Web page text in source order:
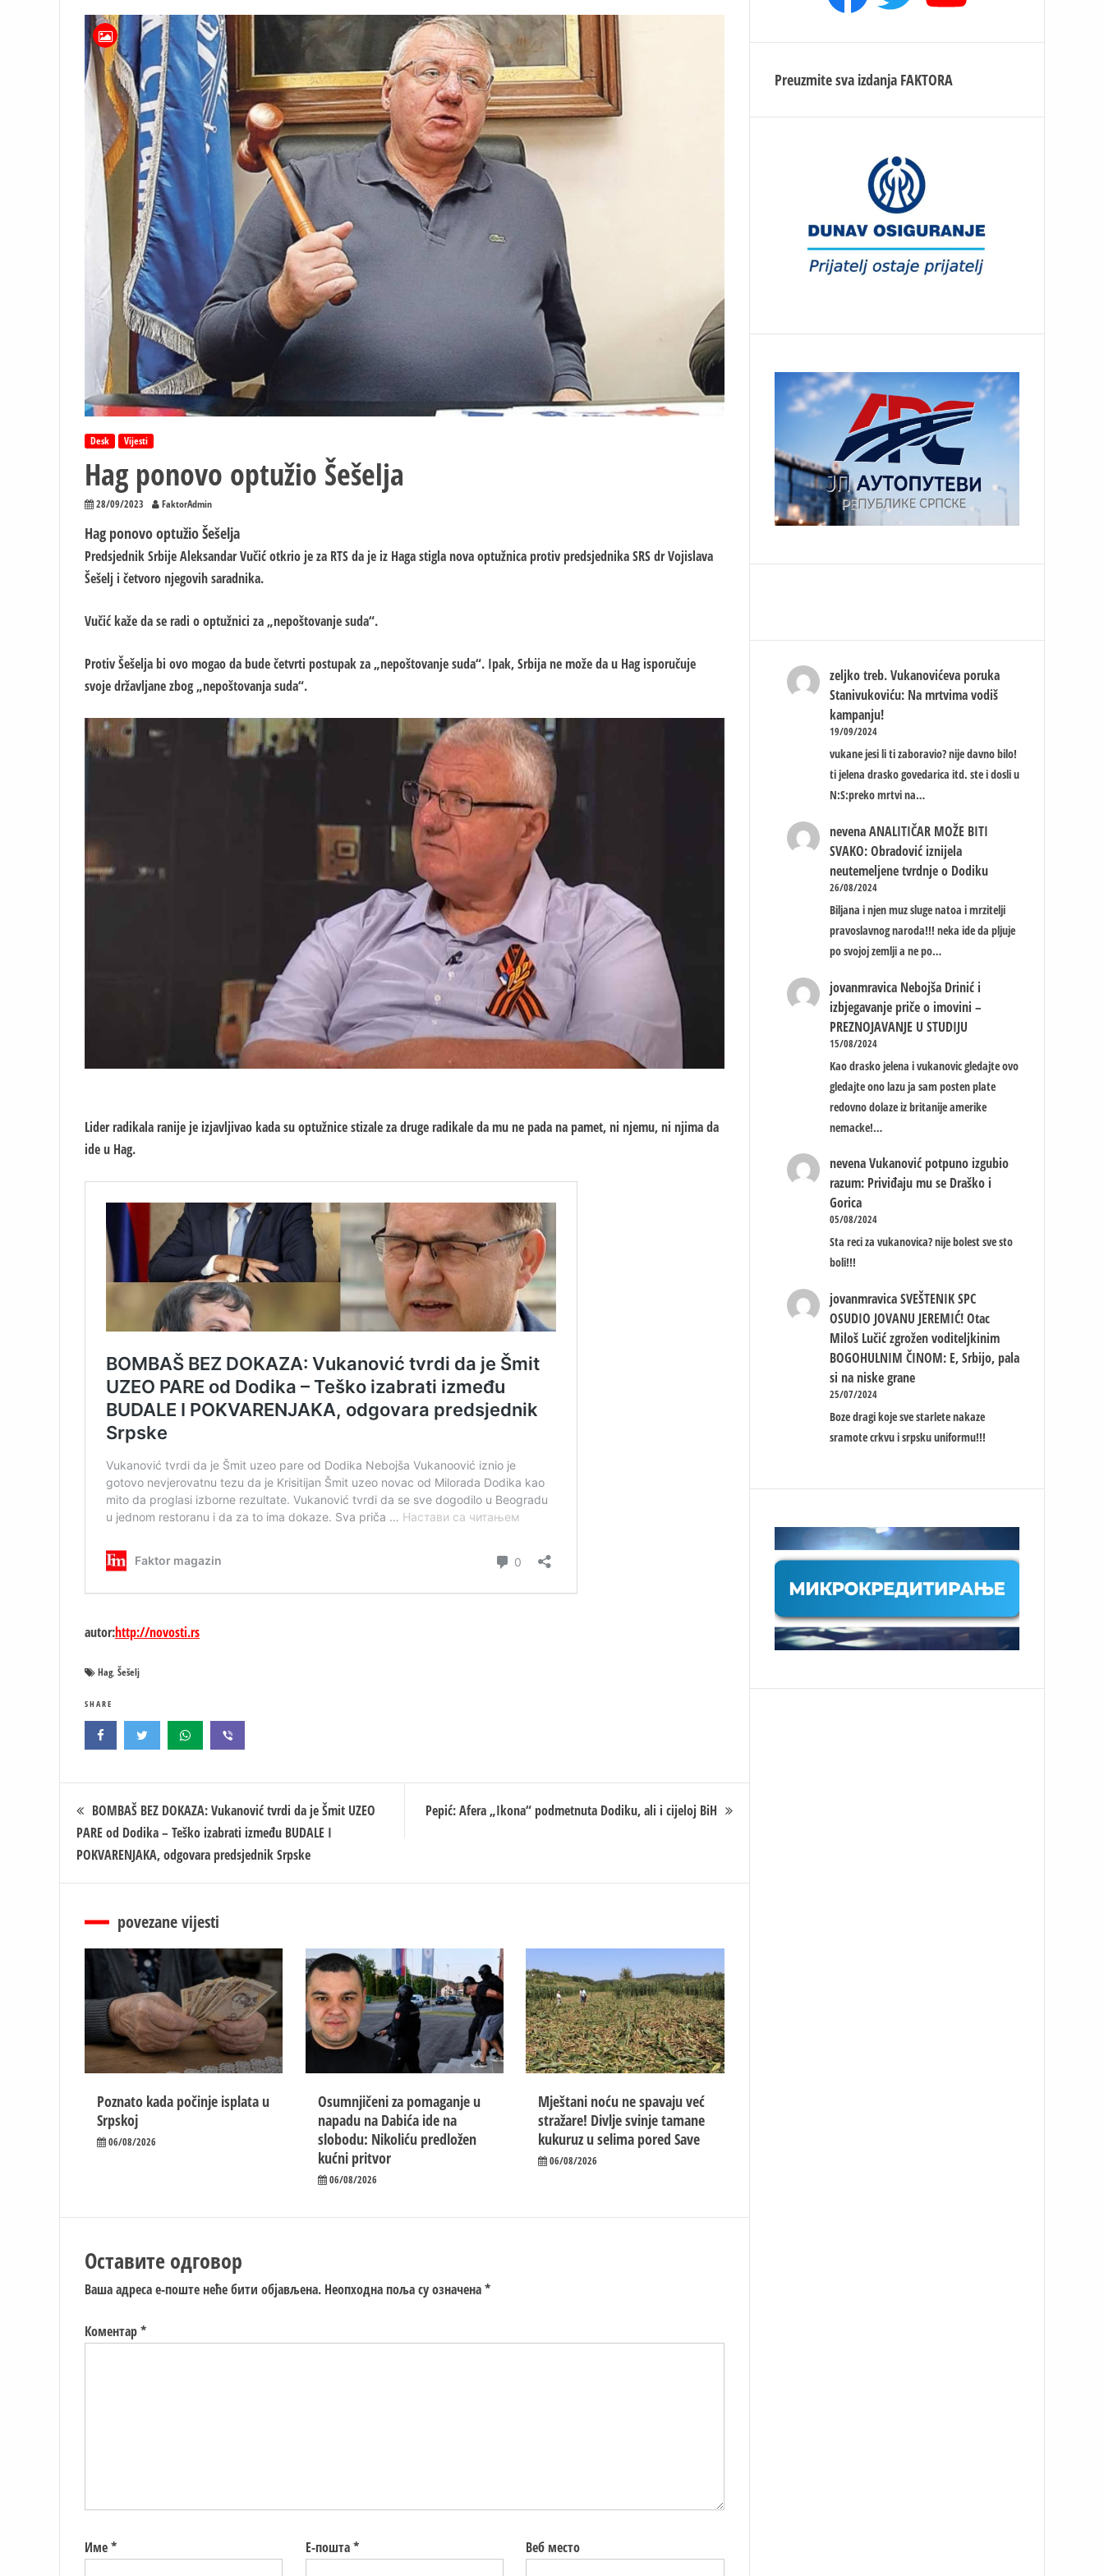
Desk Vijesti
Hag ponovo optužio Šešelja
28/09/2023 FaktorAdmin
Hag ponovo optužio Šešelja
Predsjednik Srbije Aleksandar Vučić otkrio je za RTS da je iz Haga stigla nova optužnica protiv predsjednika SRS dr Vojislava
Šešelj i četvoro njegovih saradnika.
Vučić kaže da se radi o optužnici za „nepoštovanje suda“.
Protiv Šešelja bi ovo mogao da bude četvrti postupak za „nepoštovanje suda“. Ipak, Srbija ne može da u Hag isporučuje
svoje državljane zbog „nepoštovanja suda“.
Lider radikala ranije je izjavljivao kada su optužnice stizale za druge radikale da mu ne pada na pamet, ni njemu, ni njima da
ide u Hag.
autor:http://novosti.rs
Hag, Šešelj
SHARE
Кретање
чланка
BOMBAŠ BEZ DOKAZA: Vukanović tvrdi da je Šmit UZEO
PARE od Dodika – Teško izabrati između BUDALE I
POKVARENJAKA, odgovara predsjednik Srpske
Pepić: Afera „Ikona“ podmetnuta Dodiku, ali i cijeloj BiH
povezane vijesti
Poznato kada počinje isplata u
Srpskoj
06/08/2026
Osumnjičeni za pomaganje u
napadu na Dabića ide na
slobodu: Nikoliću predložen
kućni pritvor
06/08/2026
Mještani noću ne spavaju već
stražare! Divlje svinje tamane
kukuruz u selima pored Save
06/08/2026
Оставите одговор
Ваша адреса е-поште неће бити објављена. Неопходна поља су означена*
Коментар*
Име* Е-пошта* Веб место
Preuzmite sva izdanja FAKTORA
zeljko treb. Vukanovićeva poruka
Stanivukoviću: Na mrtvima vodiš
kampanju!
19/09/2024
vukane jesi li ti zaboravio? nije davno bilo!
ti jelena drasko govedarica itd. ste i dosli u
N:S:preko mrtvi na…
nevena ANALITIČAR MOŽE BITI
SVAKO: Obradović iznijela
neutemeljene tvrdnje o Dodiku
26/08/2024
Biljana i njen muz sluge natoa i mrzitelji
pravoslavnog naroda!!! neka ide da pljuje
po svojoj zemlji a ne po…
jovanmravica Nebojša Drinić i
izbjegavanje priče o imovini –
PREZNOJAVANJE U STUDIJU
15/08/2024
Kao drasko jelena i vukanovic gledajte ovo
gledajte ono lazu ja sam posten plate
redovno dolaze iz britanije amerike
nemacke!…
nevena Vukanović potpuno izgubio
razum: Priviđaju mu se Draško i
Gorica
05/08/2024
Sta reci za vukanovica? nije bolest sve sto
boli!!!
jovanmravica SVEŠTENIK SPC
OSUDIO JOVANU JEREMIĆ! Otac
Miloš Lučić zgrožen voditeljkinim
BOGOHULNIM ČINOM: E, Srbijo, pala
si na niske grane
25/07/2024
Boze dragi koje sve starlete nakaze
sramote crkvu i srpsku uniformu!!!